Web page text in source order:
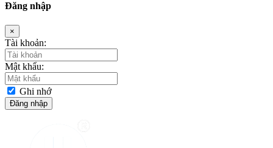
Đăng nhập
×
Tài khoản:
Mật khẩu:
Ghi nhớ